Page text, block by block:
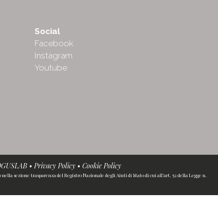
Social
Facebook
Instagram
Youtube
•Privacy Policy• Cookie Policy
sezione trasparenza del Registro Nazionale degli Aiuti di Stato di cui all’art. 52 della Legge n.